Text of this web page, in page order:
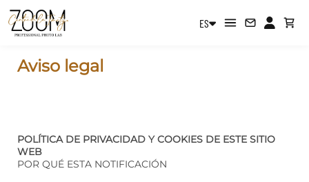
ES
Aviso legal
POLÍTICA DE PRIVACIDAD Y COOKIES DE ESTE SITIO
WEB
POR QUÉ ESTA NOTIFICACIÓN